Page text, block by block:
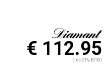
€ 112.95
(inc 21% BTW)